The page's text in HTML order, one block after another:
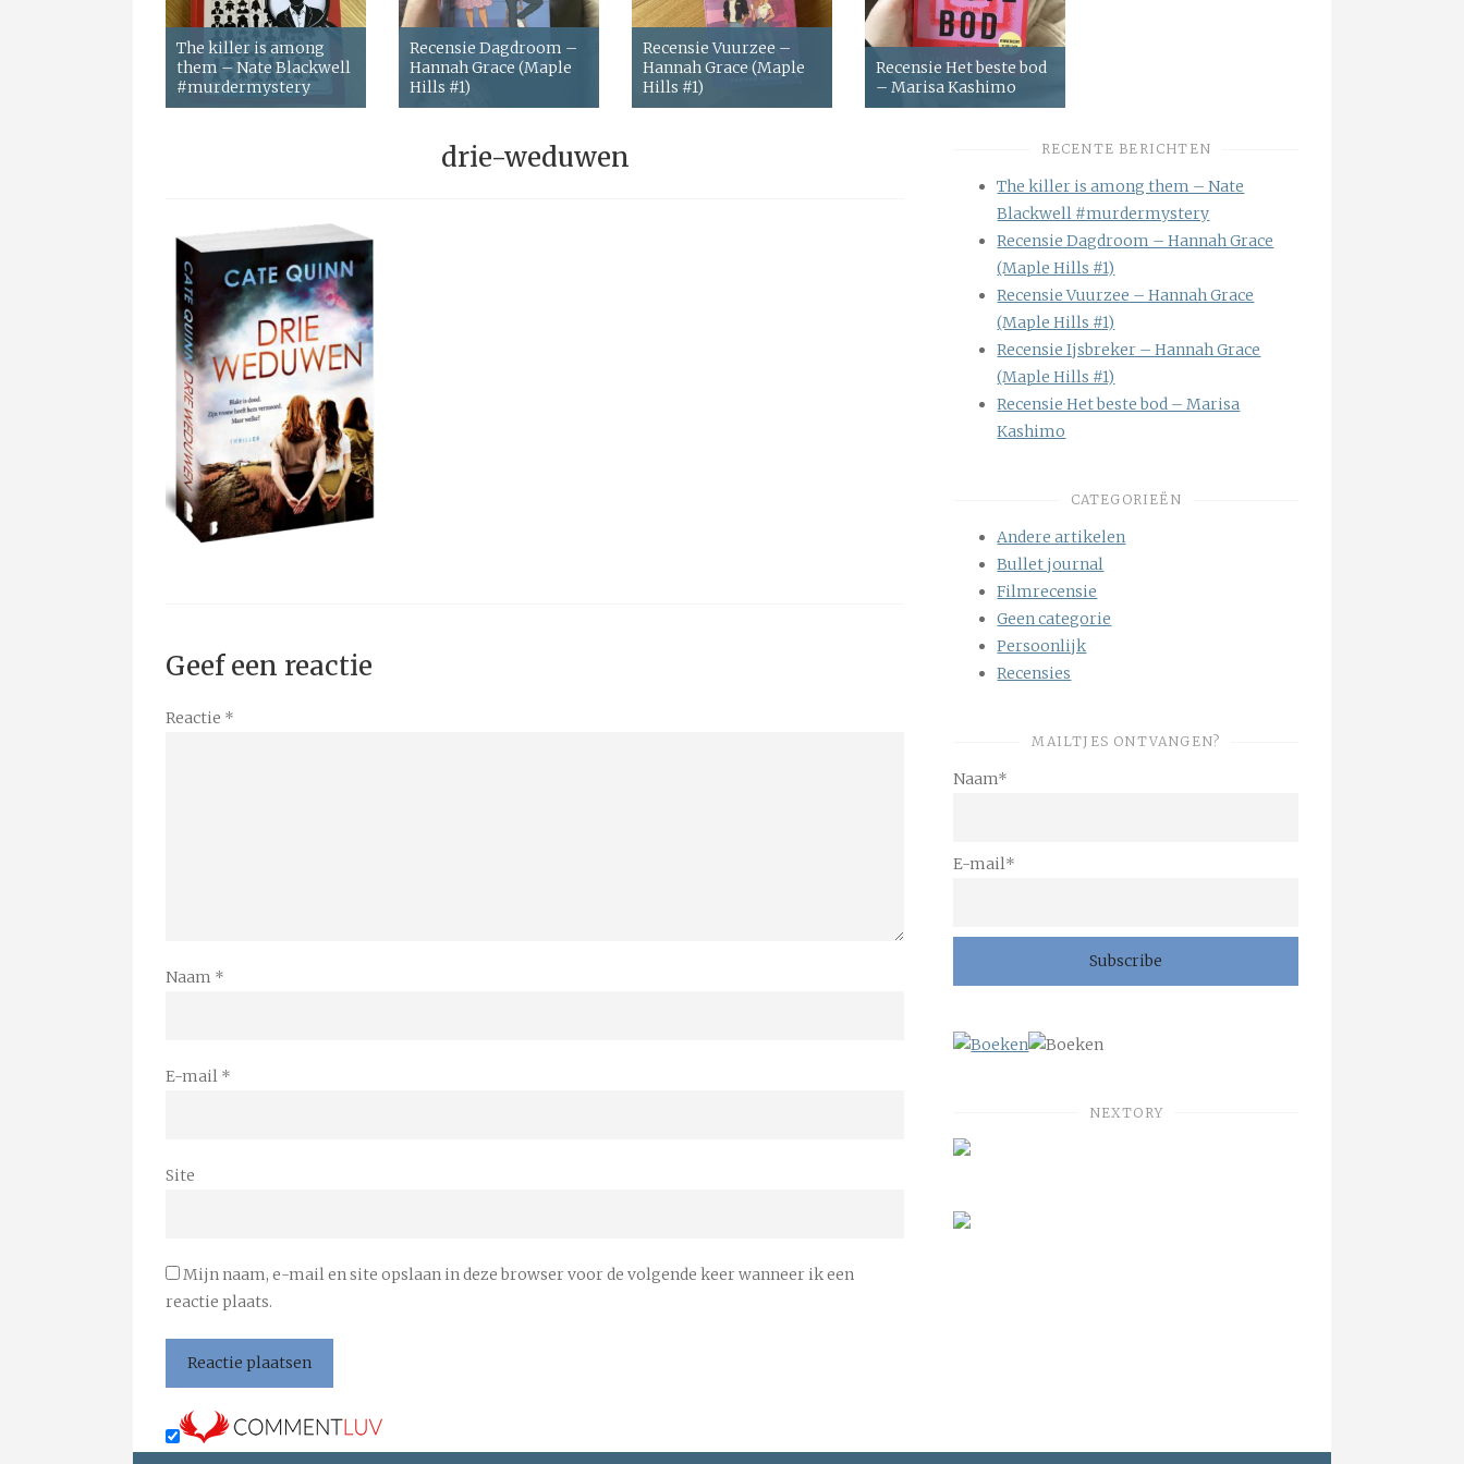
The killer is among
them – Nate Blackwell
#murdermystery
Recensie Dagdroom –
Hannah Grace (Maple
Hills #1)
Recensie Vuurzee –
Hannah Grace (Maple
Hills #1)
Recensie Het beste bod
– Marisa Kashimo
drie-weduwen
Geef een reactie
Reactie *
Naam *
E-mail *
Site
Mijn naam, e-mail en site opslaan in deze browser voor de volgende keer wanneer ik een
reactie plaats.
RECENTE BERICHTEN
The killer is among them – Nate
Blackwell #murdermystery
Recensie Dagdroom – Hannah Grace
(Maple Hills #1)
Recensie Vuurzee – Hannah Grace
(Maple Hills #1)
Recensie Ijsbreker – Hannah Grace
(Maple Hills #1)
Recensie Het beste bod – Marisa
Kashimo
CATEGORIEËN
Andere artikelen
Bullet journal
Filmrecensie
Geen categorie
Persoonlijk
Recensies
MAILTJES ONTVANGEN?
Naam*
E-mail*
NEXTORY